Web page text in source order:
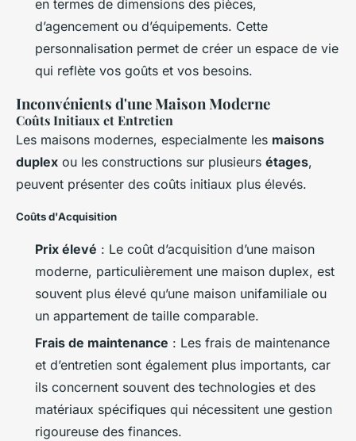
en termes de dimensions des pièces,
d’agencement ou d’équipements. Cette
personnalisation permet de créer un espace de vie
qui reflète vos goûts et vos besoins.
Inconvénients d'une Maison Moderne
Coûts Initiaux et Entretien
Les maisons modernes, especialmente les maisons
duplex ou les constructions sur plusieurs étages,
peuvent présenter des coûts initiaux plus élevés.
Coûts d'Acquisition
Prix élevé : Le coût d’acquisition d’une maison
moderne, particulièrement une maison duplex, est
souvent plus élevé qu’une maison unifamiliale ou
un appartement de taille comparable.
Frais de maintenance : Les frais de maintenance
et d’entretien sont également plus importants, car
ils concernent souvent des technologies et des
matériaux spécifiques qui nécessitent une gestion
rigoureuse des finances.